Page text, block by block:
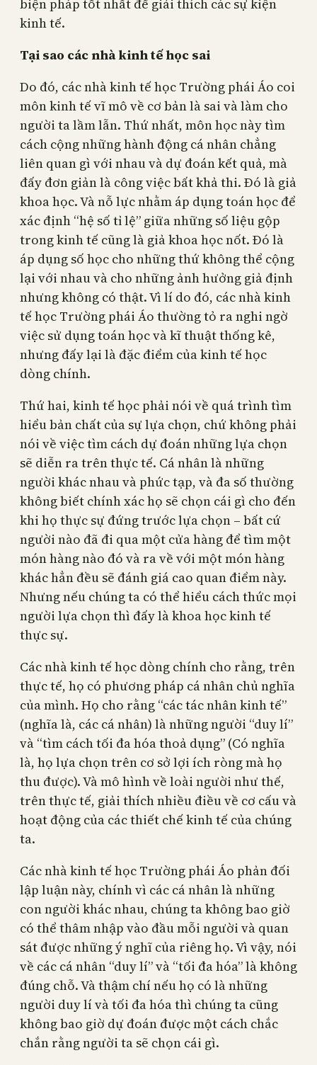
biện pháp tốt nhất để giải thích các sự kiện
kinh tế.
Tại sao các nhà kinh tế học sai
Do đó, các nhà kinh tế học Trường phái Áo coi
môn kinh tế vĩ mô về cơ bản là sai và làm cho
người ta lầm lẫn. Thứ nhất, môn học này tìm
cách cộng những hành động cá nhân chẳng
liên quan gì với nhau và dự đoán kết quả, mà
đấy đơn giản là công việc bất khả thi. Đó là giả
khoa học. Và nỗ lực nhằm áp dụng toán học để
xác định “hệ số tỉ lệ” giữa những số liệu gộp
trong kinh tế cũng là giả khoa học nốt. Đó là
áp dụng số học cho những thứ không thể cộng
lại với nhau và cho những ảnh hưởng giả định
nhưng không có thật. Vì lí do đó, các nhà kinh
tế học Trường phái Áo thường tỏ ra nghi ngờ
việc sử dụng toán học và kĩ thuật thống kê,
nhưng đấy lại là đặc điểm của kinh tế học
dòng chính.
Thứ hai, kinh tế học phải nói về quá trình tìm
hiểu bản chất của sự lựa chọn, chứ không phải
nói về việc tìm cách dự đoán những lựa chọn
sẽ diễn ra trên thực tế. Cá nhân là những
người khác nhau và phức tạp, và đa số thường
không biết chính xác họ sẽ chọn cái gì cho đến
khi họ thực sự đứng trước lựa chọn – bất cứ
người nào đã đi qua một cửa hàng để tìm một
món hàng nào đó và ra về với một món hàng
khác hẳn đều sẽ đánh giá cao quan điểm này.
Nhưng nếu chúng ta có thể hiểu cách thức mọi
người lựa chọn thì đấy là khoa học kinh tế
thực sự.
Các nhà kinh tế học dòng chính cho rằng, trên
thực tế, họ có phương pháp cá nhân chủ nghĩa
của mình. Họ cho rằng “các tác nhân kinh tế”
(nghĩa là, các cá nhân) là những người “duy lí”
và “tìm cách tối đa hóa thoả dụng” (Có nghĩa
là, họ lựa chọn trên cơ sở lợi ích ròng mà họ
thu được). Và mô hình về loài người như thế,
trên thực tế, giải thích nhiều điều về cơ cấu và
hoạt động của các thiết chế kinh tế của chúng
ta.
Các nhà kinh tế học Trường phái Áo phản đối
lập luận này, chính vì các cá nhân là những
con người khác nhau, chúng ta không bao giờ
có thể thâm nhập vào đầu mỗi người và quan
sát được những ý nghĩ của riêng họ. Vì vậy, nói
về các cá nhân “duy lí” và “tối đa hóa” là không
đúng chỗ. Và thậm chí nếu họ có là những
người duy lí và tối đa hóa thì chúng ta cũng
không bao giờ dự đoán được một cách chắc
chắn rằng người ta sẽ chọn cái gì.